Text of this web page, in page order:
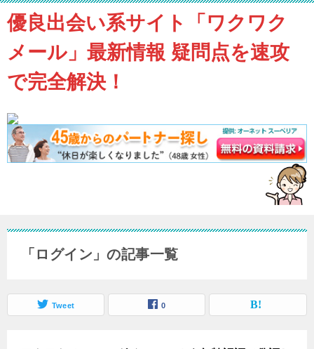
優良出会い系サイト「ワクワク
メール」最新情報 疑問点を速攻
で完全解決！
「ログイン」の記事一覧
Tweet 0